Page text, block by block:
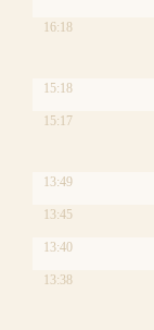
16:18
15:18
15:17
13:49
13:45
13:40
13:38